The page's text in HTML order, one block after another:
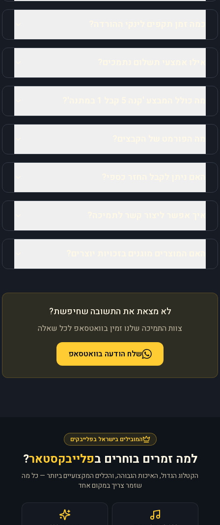
לא מצאת את התשובה שחיפשת?
צוות התמיכה שלנו זמין בוואטסאפ לכל שאלה
שלח הודעה בוואטסאפ
המובילים בישראל בפלייבקים
למה זמרים בוחרים בפלייבקסטאר?
הקטלוג הגדול, האיכות הגבוהה, והכלים המקצועיים ביותר — כל מה
שזמר צריך במקום אחד